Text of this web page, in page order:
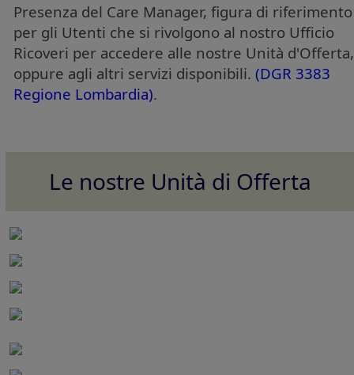
Presenza del Care Manager, figura di riferimento
per gli Utenti che si rivolgono al nostro Ufficio
Ricoveri per accedere alle nostre Unità d'Offerta,
oppure agli altri servizi disponibili. (DGR 3383
Regione Lombardia).
Le nostre Unità di Offerta